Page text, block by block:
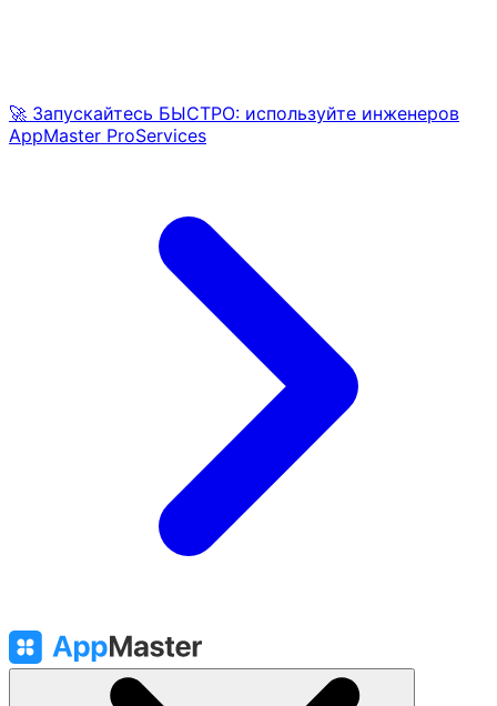
🚀 Запускайтесь БЫСТРО: используйте инженеров
AppMaster ProServices